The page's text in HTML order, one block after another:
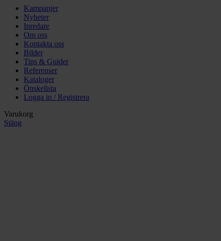
Kampanjer
Nyheter
Inredare
Om oss
Kontakta oss
Bilder
Tips & Guider
Referenser
Kataloger
Önskelista
Logga in / Registrera
Varukorg
Stäng